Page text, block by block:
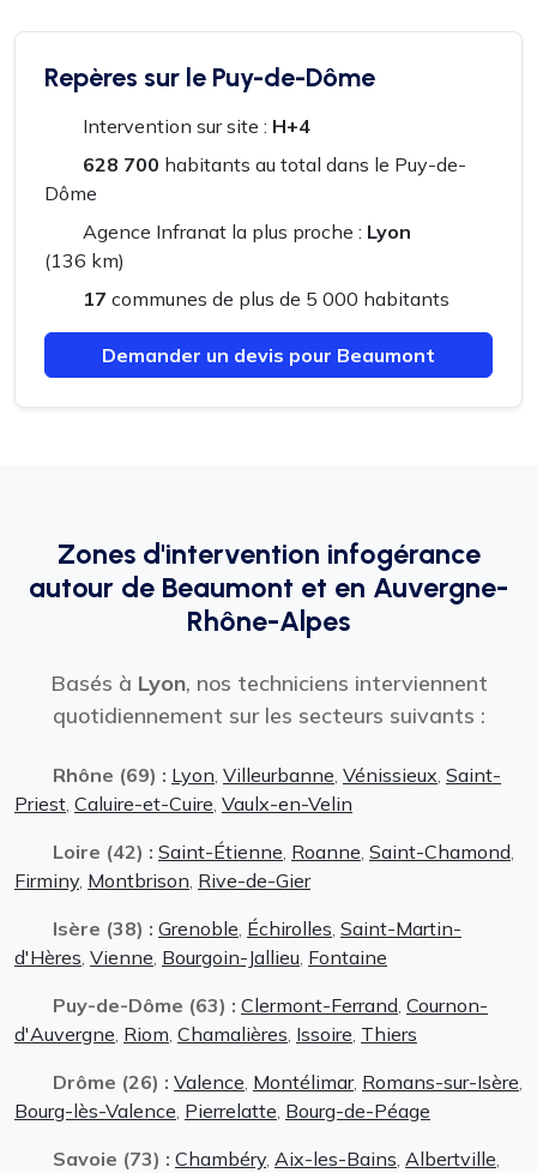
Repères sur le Puy-de-Dôme
Intervention sur site : H+4
628 700 habitants au total dans le Puy-de-
Dôme
Agence Infranat la plus proche : Lyon
(136 km)
17 communes de plus de 5 000 habitants
Demander un devis pour Beaumont
Zones d'intervention infogérance
autour de Beaumont et en Auvergne-
Rhône-Alpes
Basés à Lyon, nos techniciens interviennent
quotidiennement sur les secteurs suivants :
Rhône (69) : Lyon Villeurbanne Vénissieux Saint-
Priest Caluire-et-Cuire Vaulx-en-Velin
Loire (42) : Saint-Étienne Roanne Saint-Chamond
Firminy Montbrison Rive-de-Gier
Isère (38) : Grenoble Échirolles Saint-Martin-
d'Hères Vienne Bourgoin-Jallieu Fontaine
Puy-de-Dôme (63) : Clermont-Ferrand Cournon-
d'Auvergne Riom Chamalières Issoire Thiers
Drôme (26) : Valence Montélimar, Romans-sur-Isère
Bourg-lès-Valence Pierrelatte Bourg-de-Péage
Savoie (73) : Chambéry Aix-les-Bains Albertville